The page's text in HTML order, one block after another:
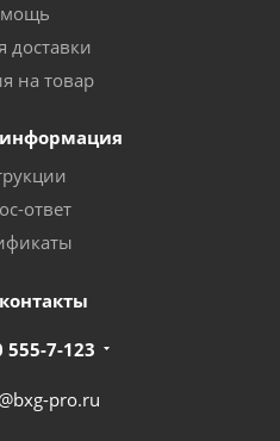
доставки
на товар
ответ
555-7-123
pro.ru